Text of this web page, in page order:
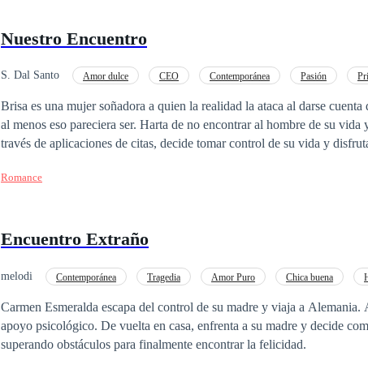
Nuestro Encuentro
S. Dal Santo Amor dulce CEO Contemporánea Pasión
Brisa es una mujer soñadora a quien la realidad la ataca al darse
al menos eso pareciera ser. Harta de no encontrar al hombre de su vida
través de aplicaciones de citas, decide tomar control de su vida y
contaba Brisa, era conque en ese crucero se encontraría con Franco
Romance
Encuentro Extraño
melodi Contemporánea Tragedia Amor Puro Chica buena
Carmen Esmeralda escapa del control de su madre y viaja a
apoyo psicológico. De vuelta en casa, enfrenta a su madre y decide
superando obstáculos para finalmente encontrar la felicidad.